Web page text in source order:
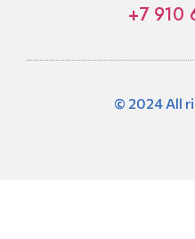
+7 910
© 2024 All